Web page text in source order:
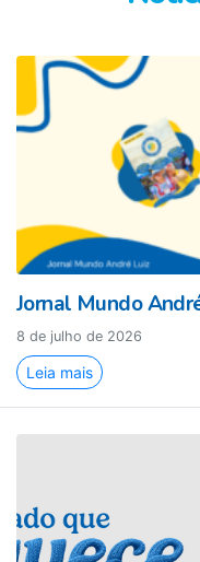
Jornal Mundo
8 de julho de 2026
Leia mais